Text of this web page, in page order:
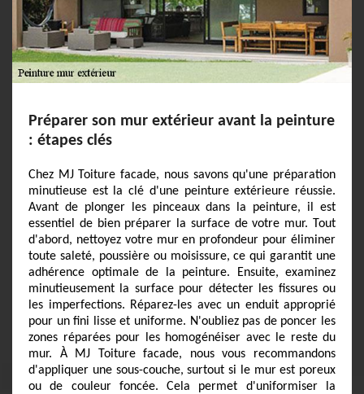
Préparer son mur extérieur avant la peinture
: étapes clés
Chez MJ Toiture facade, nous savons qu'une préparation
minutieuse est la clé d'une peinture extérieure réussie.
Avant de plonger les pinceaux dans la peinture, il est
essentiel de bien préparer la surface de votre mur. Tout
d'abord, nettoyez votre mur en profondeur pour éliminer
toute saleté, poussière ou moisissure, ce qui garantit une
adhérence optimale de la peinture. Ensuite, examinez
minutieusement la surface pour détecter les fissures ou
les imperfections. Réparez-les avec un enduit approprié
pour un fini lisse et uniforme. N'oubliez pas de poncer les
zones réparées pour les homogénéiser avec le reste du
mur. À MJ Toiture facade, nous vous recommandons
d'appliquer une sous-couche, surtout si le mur est poreux
ou de couleur foncée. Cela permet d'uniformiser la